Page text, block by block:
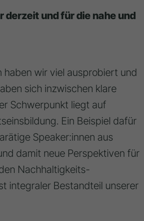
und für die nahe und
wir viel ausprobiert und
sich inzwischen klare
Schwerpunkt liegt auf
Ein Beispiel dafür
Speaker:innen aus
damit neue Perspektiven für
Nachhaltigkeits-
integraler Bestandteil unserer